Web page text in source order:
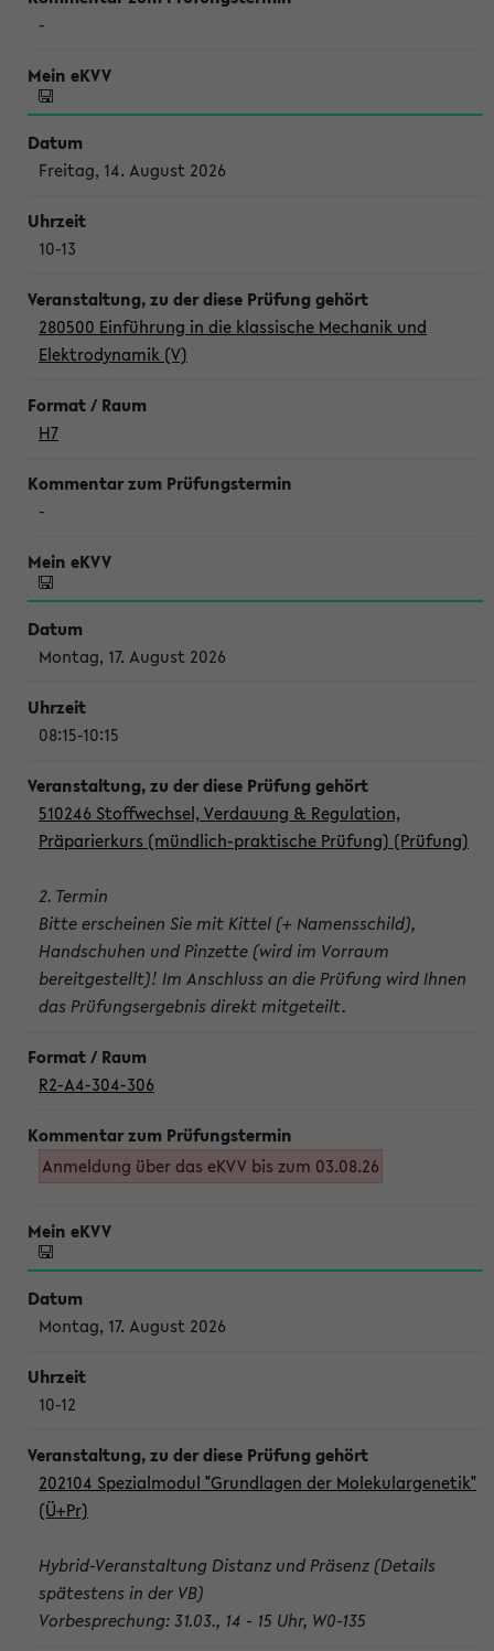
-
Freitag, 14. August 2026
10-13
280500 Einführung in die klassische Mechanik und
Elektrodynamik (V)
H7
-
Montag, 17. August 2026
08:15-10:15
510246 Stoffwechsel, Verdauung & Regulation,
Präparierkurs (mündlich-praktische Prüfung) (Prüfung)
2. Termin
Bitte erscheinen Sie mit Kittel (+ Namensschild),
Handschuhen und Pinzette (wird im Vorraum
bereitgestellt)! Im Anschluss an die Prüfung wird Ihnen
das Prüfungsergebnis direkt mitgeteilt.
R2-A4-304-306
Anmeldung über das eKVV bis zum 03.08.26
Montag, 17. August 2026
10-12
202104 Spezialmodul "Grundlagen der Molekulargenetik"
(Ü+Pr)
Hybrid-Veranstaltung Distanz und Präsenz (Details
spätestens in der VB)
Vorbesprechung: 31.03., 14 - 15 Uhr, W0-135